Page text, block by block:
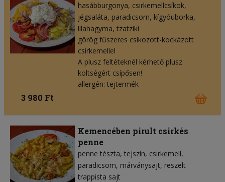
hasábburgonya csirkemellcsíkok
jégsaláta paradicsom kígyóuborka
lilahagyma tzatziki
görög fűszeres csíkozott-kockázott
csirkemellel
A plusz feltéteknél kérhető plusz
költségért csípősen!
allergén: tejtermék
3 980 Ft
Kemencében pirult csirkés
penne
penne tészta tejszín csirkemell
paradicsom márványsajt reszelt
trappista sajt